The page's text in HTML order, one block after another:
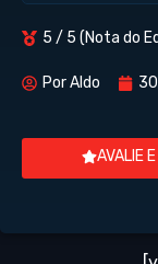
5 / 5 (Nota do
PorAldo
AVALIE